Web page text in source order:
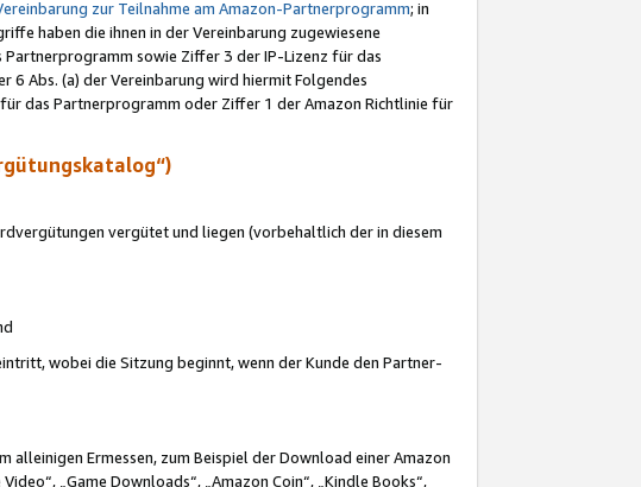
zur Teilnahme am Amazon-Partnerprogramm; in
haben die ihnen in der Vereinbarung zugewiesene
sowie Ziffer 3 der IP-Lizenz für das
Abs. (a) der Vereinbarung wird hiermit Folgendes
das Partnerprogramm oder Ziffer 1 der Amazon Richtlinie für
vergütet und liegen (vorbehaltlich der in diesem
wobei die Sitzung beginnt, wenn der Kunde den Partner-
Ermessen, zum Beispiel der Download einer Amazon
„Game Downloads“, „Amazon Coin“, „Kindle Books“,